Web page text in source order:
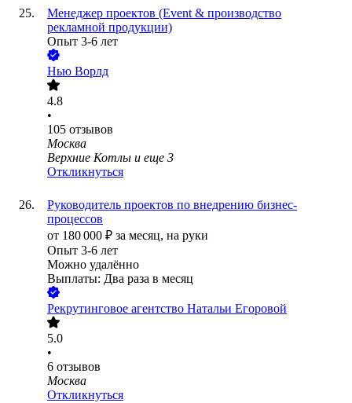
Менеджер проектов (Event & производство
рекламной продукции)
Опыт 3-6 лет
Нью Ворлд
4.8
•
105 отзывов
Москва
Верхние Котлы и еще 3
Откликнуться
Руководитель проектов по внедрению бизнес-
процессов
от 180 000 ₽ за месяц, на руки
Опыт 3-6 лет
Можно удалённо
Выплаты: Два раза в месяц
Рекрутинговое агентство Натальи Егоровой
5.0
•
6 отзывов
Москва
Откликнуться